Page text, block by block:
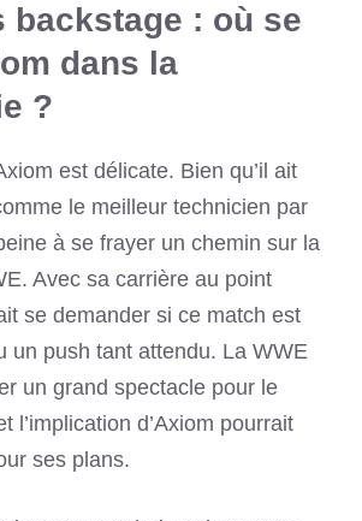
backstage : où se
dans la
?
est délicate. Bien qu’il ait
le meilleur technicien par
à se frayer un chemin sur la
Avec sa carrière au point
se demander si ce match est
un push tant attendu. La WWE
un grand spectacle pour le
l’implication d’Axiom pourrait
ses plans.